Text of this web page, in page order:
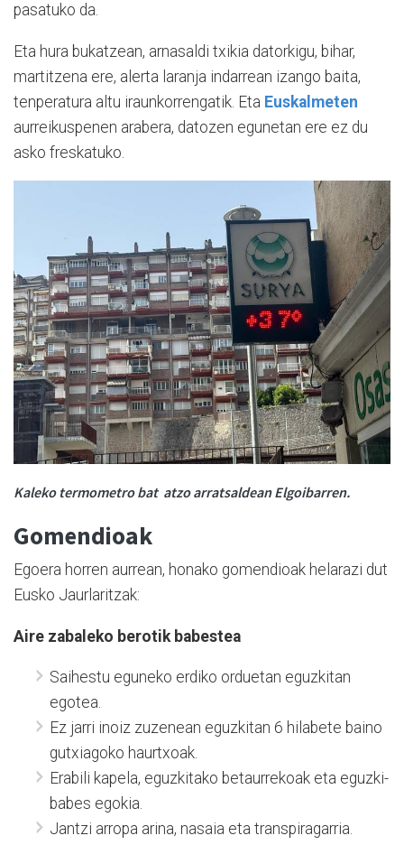
pasatuko da.
Eta hura bukatzean, arnasaldi txikia datorkigu, bihar,
martitzena ere, alerta laranja indarrean izango baita,
tenperatura altu iraunkorrengatik. Eta Euskalmeten
aurreikuspenen arabera, datozen egunetan ere ez du
asko freskatuko.
Kaleko termometro bat atzo arratsaldean Elgoibarren.
Gomendioak
Egoera horren aurrean, honako gomendioak helarazi dut
Eusko Jaurlaritzak:
Aire zabaleko berotik babestea
Saihestu eguneko erdiko orduetan eguzkitan
egotea.
Ez jarri inoiz zuzenean eguzkitan 6 hilabete baino
gutxiagoko haurtxoak.
Erabili kapela, eguzkitako betaurrekoak eta eguzki-
babes egokia.
Jantzi arropa arina, nasaia eta transpiragarria.